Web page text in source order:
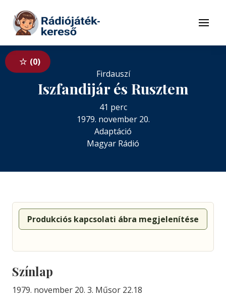
Tovább a tartalomhoz
Menü
0
Firdauszí
Iszfandijár és Rusztem
41 perc
1979. november 20.
Adaptáció
Magyar Rádió
Produkciós kapcsolati ábra megjelenítése
Színlap
1979. november 20. 3. Műsor 22.18